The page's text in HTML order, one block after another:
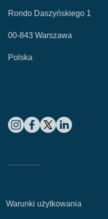
Rondo Daszyńskiego 1
00-843 Warszawa
Polska
Warunki użytkowania